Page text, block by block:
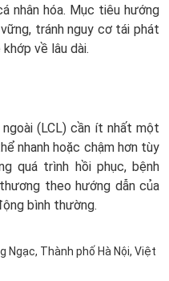
nhân hóa. Mục tiêu hướng
tránh nguy cơ tái phát
về lâu dài.
(LCL) cần ít nhất một
nhanh hoặc chậm hơn tùy
quá trình hồi phục, bệnh
theo hướng dẫn của
bình thường.
Ngạc, Thành phố Hà Nội, Việt